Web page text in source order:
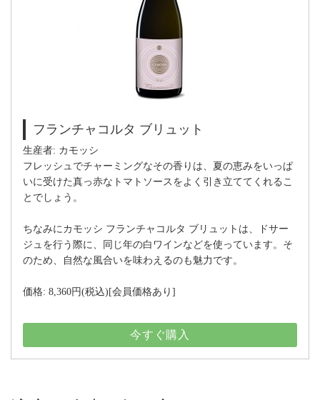
フランチャコルタ ブリュット
生産者: カモッシ
フレッシュでチャーミングなその香りは、夏の恵みをいっぱ
いに受けた真っ赤なトマトソースをよく引き立ててくれるこ
とでしょう。
ちなみにカモッシ フランチャコルタ ブリュットは、ドサー
ジュを行う際に、同じ年の白ワインなどを使っています。そ
のため、自然な風合いを味わえるのも魅力です。
価格: 8,360円(税込)[会員価格あり]
今すぐ購入